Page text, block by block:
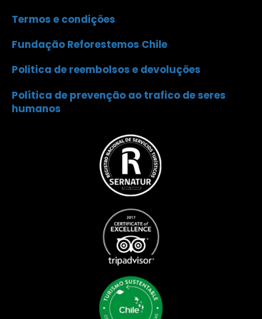
Termos e condições
Fundação Reforestemos Chile
Politica de reembolsos e devoluções
Política de prevenção ao trafico de seres
humanos